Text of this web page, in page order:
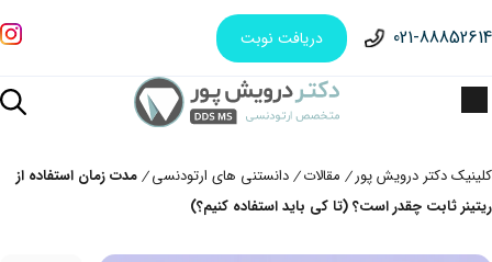
021-88852614 دریافت نوبت
کلینیک دکتر درویش پور / مقالات /دانستنی های ارتودنسی /مدت زمان استفاده از
ریتینر ثابت چقدر است؟ (تا کی باید استفاده کنیم؟)